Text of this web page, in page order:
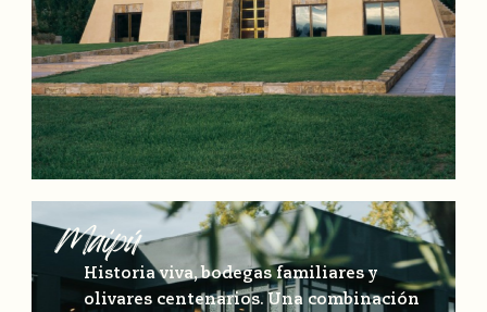
Maipú
Historia viva, bodegas familiares y
olivares centenarios. Una combinación